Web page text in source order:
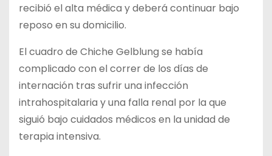
recibió el alta médica y deberá continuar bajo
reposo en su domicilio.
El cuadro de Chiche Gelblung se había
complicado con el correr de los días de
internación tras sufrir una infección
intrahospitalaria y una falla renal por la que
siguió bajo cuidados médicos en la unidad de
terapia intensiva.